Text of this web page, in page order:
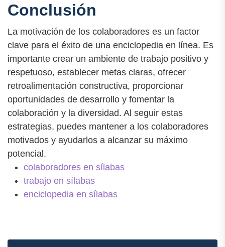
Conclusión
La motivación de los colaboradores es un factor
clave para el éxito de una enciclopedia en línea. Es
importante crear un ambiente de trabajo positivo y
respetuoso, establecer metas claras, ofrecer
retroalimentación constructiva, proporcionar
oportunidades de desarrollo y fomentar la
colaboración y la diversidad. Al seguir estas
estrategias, puedes mantener a los colaboradores
motivados y ayudarlos a alcanzar su máximo
potencial.
colaboradores en sílabas
trabajo en sílabas
enciclopedia en sílabas